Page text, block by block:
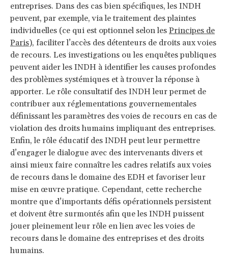
entreprises. Dans des cas bien spécifiques, les INDH
peuvent, par exemple, via le traitement des plaintes
individuelles (ce qui est optionnel selon les Principes de
Paris), faciliter l’accès des détenteurs de droits aux voies
de recours. Les investigations ou les enquêtes publiques
peuvent aider les INDH à identifier les causes profondes
des problèmes systémiques et à trouver la réponse à
apporter. Le rôle consultatif des INDH leur permet de
contribuer aux réglementations gouvernementales
définissant les paramètres des voies de recours en cas de
violation des droits humains impliquant des entreprises.
Enfin, le rôle éducatif des INDH peut leur permettre
d’engager le dialogue avec des intervenants divers et
ainsi mieux faire connaître les cadres relatifs aux voies
de recours dans le domaine des EDH et favoriser leur
mise en œuvre pratique. Cependant, cette recherche
montre que d’importants défis opérationnels persistent
et doivent être surmontés afin que les INDH puissent
jouer pleinement leur rôle en lien avec les voies de
recours dans le domaine des entreprises et des droits
humains.